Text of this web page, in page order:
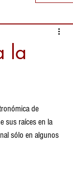
la
de
sus raíces en la
sólo en algunos